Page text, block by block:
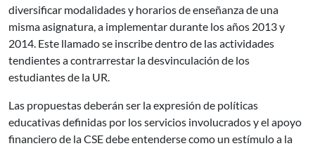
diversificar modalidades y horarios de enseñanza de una
misma asignatura, a implementar durante los años 2013 y
2014. Este llamado se inscribe dentro de las actividades
tendientes a contrarrestar la desvinculación de los
estudiantes de la UR.
Las propuestas deberán ser la expresión de políticas
educativas definidas por los servicios involucrados y el apoyo
financiero de la CSE debe entenderse como un estímulo a la